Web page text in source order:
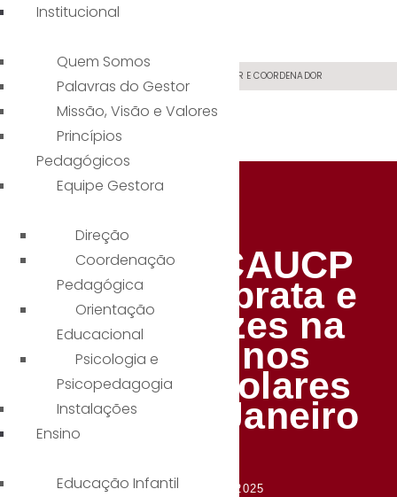
PROFESSOR E COORDENADOR
Atleta do CAUCP
conquista prata e
dois bronzes na
natação nos
Jogos Escolares
do Rio de Janeiro
1° de agosto de 2025
Institucional
Quem Somos
Palavras do Gestor
Missão, Visão e Valores
Princípios
Pedagógicos
Equipe Gestora
Direção
Coordenação
Pedagógica
Orientação
Educacional
Psicologia e
Psicopedagogia
Instalações
Ensino
Educação Infantil